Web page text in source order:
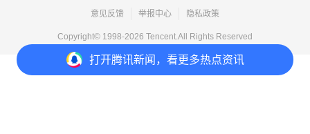
打开腾讯新闻，看更多热点资讯
意见反馈 举报中心 隐私政策
Copyright© 1998-2026 Tencent.All Rights Reserved